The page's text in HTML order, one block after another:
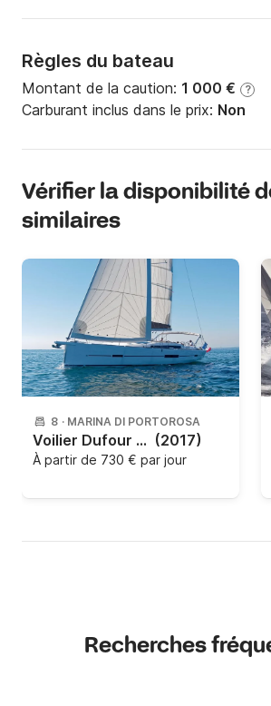
Règles du bateau
Montant de la caution: 1 000 € ?
Carburant inclus dans le prix: Non
Vérifier la disponibilité
similaires
8 · MARINA DI PORTOROSA
Voilier Dufour Yachts 512 GL 15.2m (2017)
À partir de 730 € par jour
Recherches